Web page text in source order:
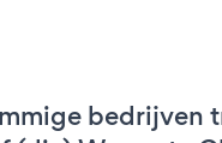
bedrijven